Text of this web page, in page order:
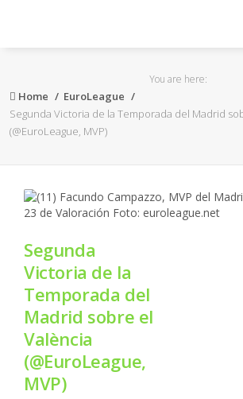
ACB
FEB
OTROS
FORMACIÓN
NBA
You are here:
Home
EuroLeague
Segunda Victoria de la Temporada del Madrid
(@EuroLeague, MVP)
Segunda
Victoria de la
Temporada del
Madrid sobre el
València
(@EuroLeague,
MVP)